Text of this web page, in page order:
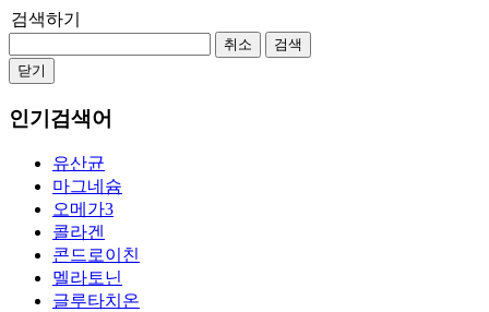
검색하기
취소
검색
닫기
인기검색어
유산균
마그네슘
오메가3
콜라겐
콘드로이친
멜라토닌
글루타치온